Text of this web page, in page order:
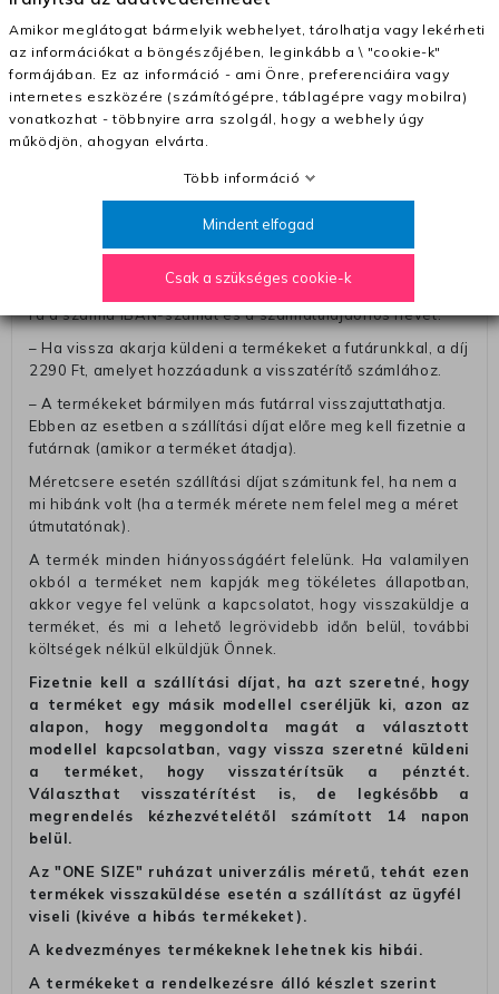
(+400 Ft utánvétte)
– A kapott termék cseréjéért 3780 Ft szállítási díjat
számolunk fel (oda -vissza út)
Pénzvisszatérítés:
A pénz visszatérítéséhez küldjük a futárt, hogy vegye át
elküldheti. Olyan utávéttel küldött csomagot, melyne
értéke eltér 0 FT-tól, nem fogadunk el. A futárnak átadott
csomagba kérjük, hogy a visszaküldés könnyebb
azonosítása érdekében tegyen egy megjegyzést, amelyre
felírja telefonszámát/rendelési számát. Az eljárás
egyszerűsítése érdekében kérjük, hogy erre a jegyre írja
rá a számla IBAN-számát és a számlatulajdonos nevét.
– Ha vissza akarja küldeni a termékeket a futárunkkal, a díj
2290 Ft, amelyet hozzáadunk a visszatérítő számlához.
– A termékeket bármilyen más futárral visszajuttathatja.
Ebben az esetben a szállítási díjat előre meg kell fizetnie a
futárnak (amikor a terméket átadja).
Méretcsere esetén szállítási díjat számitunk fel, ha nem a
mi hibánk volt (ha a termék mérete nem felel meg a méret
útmutatónak).
A termék minden hiányosságáért felelünk. Ha valamilyen
okból a terméket nem kapják meg tökéletes állapotban,
akkor vegye fel velünk a kapcsolatot, hogy visszaküldje a
terméket, és mi a lehető legrövidebb időn belül, további
költségek nélkül elküldjük Önnek.
Fizetnie kell a szállítási díjat, ha azt szeretné, hogy
a terméket egy másik modellel cseréljük ki, azon az
alapon, hogy meggondolta magát a választott
modellel kapcsolatban, vagy vissza szeretné küldeni
a terméket, hogy visszatérítsük a pénztét.
Választhat visszatérítést is, de legkésőbb a
megrendelés kézhezvételétől számított 14 napon
belül.
Az "ONE SIZE" ruházat univerzális méretű, tehát ezen
termékek visszaküldése esetén a szállítást az ügyfél
viseli (kivéve a hibás termékeket).
A kedvezményes termékeknek lehetnek kis hibái.
A termékeket a rendelkezésre álló készlet szerint
Amikor meglátogat bármelyik webhelyet, tárolhatja vagy lekérheti
az információkat a böngészőjében, leginkább a \ "cookie-k"
formájában. Ez az információ - ami Önre, preferenciáira vagy
internetes eszközére (számítógépre, táblagépre vagy mobilra)
vonatkozhat - többnyire arra szolgál, hogy a webhely úgy
működjön, ahogyan elvárta.
Több információ
Mindent elfogad
Csak a szükséges cookie-k